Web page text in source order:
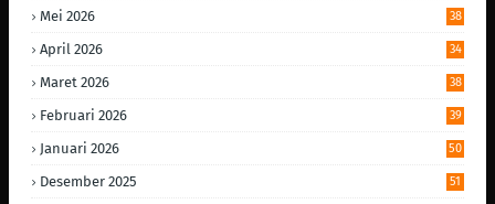
Mei 2026 38
April 2026 34
Maret 2026 38
Februari 2026 39
Januari 2026 50
Desember 2025 51